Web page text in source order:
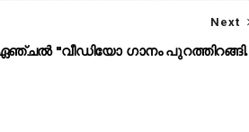
Next
"വീഡിയോ ഗാനം പുറത്തിറങ്ങി.